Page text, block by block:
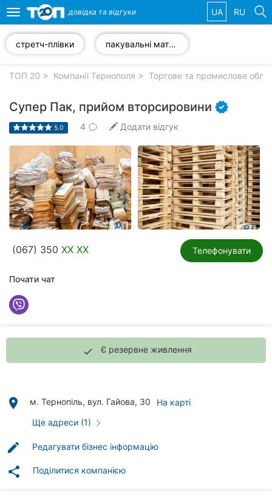
компанії
рубрики:
Автошколи
Приватні
клініки
клініки
Ресторани
рубрики
міста:
Тернопіль
Вінниця
Toggle
navigation
довідка та відгуки UA RU
стретч-плівки пакувальні матеріали
ТОП 20 Компанії Тернополя Торгове та промислове
Супер Пак, прийом вторсировини
5.0 4 Додати відгук
(067) 350 XX XX Телефонувати
Почати чат
done Є резервне живлення
place м. Тернопіль, вул. Гайова, 30
На карті
Ще адреси (1)
edit Редагувати бізнес інформацію
share Поділитися компанією